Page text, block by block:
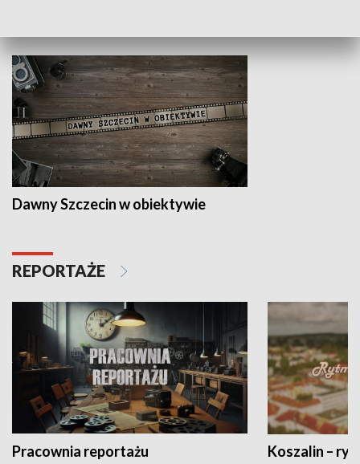
Dawny Szczecin w obiektywie
REPORTAŻE
Pracownia reportażu Koszalin –